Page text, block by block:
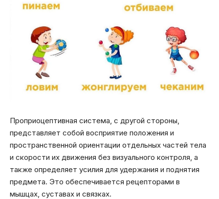
Проприоцептивная система, с другой стороны,
представляет собой восприятие положения и
пространственной ориентации отдельных частей тела
и скорости их движения без визуального контроля, а
также определяет усилия для удержания и поднятия
предмета. Это обеспечивается рецепторами в
мышцах, суставах и связках.